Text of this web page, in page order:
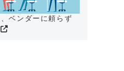
ベンダーに頼らず